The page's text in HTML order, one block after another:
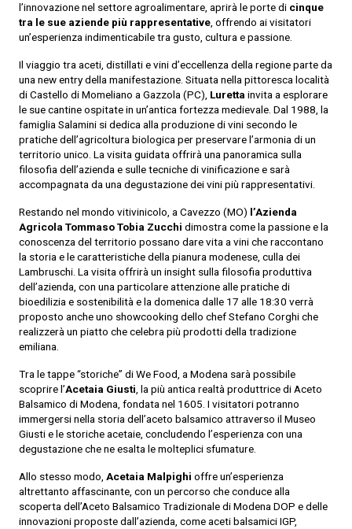
l’innovazione nel settore agroalimentare, aprirà le porte di cinque
tra le sue aziende più rappresentative , offrendo ai visitatori
un’esperienza indimenticabile tra gusto, cultura e passione.
Il viaggio tra aceti, distillati e vini d’eccellenza della regione parte da
una new entry della manifestazione. Situata nella pittoresca località
di Castello di Momeliano a Gazzola (PC), Luretta invita a esplorare
le sue cantine ospitate in un’antica fortezza medievale. Dal 1988, la
famiglia Salamini si dedica alla produzione di vini secondo le
pratiche dell’agricoltura biologica per preservare l’armonia di un
territorio unico. La visita guidata offrirà una panoramica sulla
filosofia dell’azienda e sulle tecniche di vinificazione e sarà
accompagnata da una degustazione dei vini più rappresentativi.
Restando nel mondo vitivinicolo, a Cavezzo (MO) l’Azienda
Agricola Tommaso Tobia Zucchi dimostra come la passione e la
conoscenza del territorio possano dare vita a vini che raccontano
la storia e le caratteristiche della pianura modenese, culla dei
Lambruschi. La visita offrirà un insight sulla filosofia produttiva
dell’azienda, con una particolare attenzione alle pratiche di
bioedilizia e sostenibilità e la domenica dalle 17 alle 18:30 verrà
proposto anche uno showcooking dello chef Stefano Corghi che
realizzerà un piatto che celebra più prodotti della tradizione
emiliana.
Tra le tappe “storiche” di We Food, a Modena sarà possibile
scoprire l’Acetaia Giusti , la più antica realtà produttrice di Aceto
Balsamico di Modena, fondata nel 1605. I visitatori potranno
immergersi nella storia dell’aceto balsamico attraverso il Museo
Giusti e le storiche acetaie, concludendo l’esperienza con una
degustazione che ne esalta le molteplici sfumature.
Allo stesso modo, Acetaia Malpighi offre un’esperienza
altrettanto affascinante, con un percorso che conduce alla
scoperta dell’Aceto Balsamico Tradizionale di Modena DOP e delle
innovazioni proposte dall’azienda, come aceti balsamici IGP,